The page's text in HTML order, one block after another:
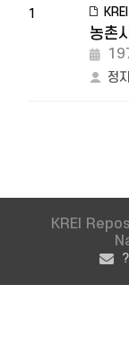
1
농촌
정
KREI